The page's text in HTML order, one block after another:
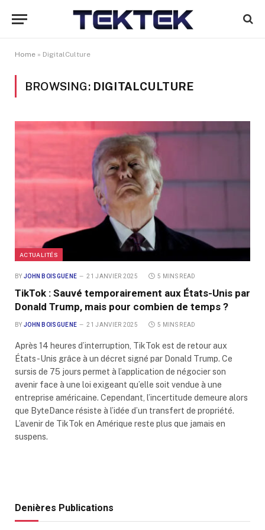
Home » DigitalCulture
BROWSING: DIGITALCULTURE
ACTUALITÉS
BY JOHN BOISGUENE 21 JANVIER 2025 5 MINS READ
TikTok : Sauvé temporairement aux États-Unis par
Donald Trump, mais pour combien de temps ?
BY JOHN BOISGUENE 21 JANVIER 2025 5 MINS READ
Après 14 heures d’interruption, TikTok est de retour aux
États-Unis grâce à un décret signé par Donald Trump. Ce
sursis de 75 jours permet à l’application de négocier son
avenir face à une loi exigeant qu’elle soit vendue à une
entreprise américaine. Cependant, l’incertitude demeure alors
que ByteDance résiste à l’idée d’un transfert de propriété.
L’avenir de TikTok en Amérique reste plus que jamais en
suspens.
Denières Publications